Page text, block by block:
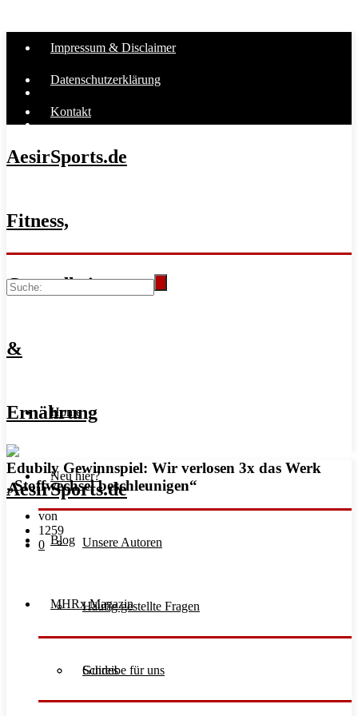
Impressum & Disclaimer
Datenschutzerklärung
Kontakt
AesirSports.de
Fitness,
Gesundheit
&
Ernährung
Home
Unsere Autoren
Häufig gestellte Fragen
Schreibe für uns
Neu hier?
Blog
Guides
MHRx Magazin
Edubily Gewinnspiel: Wir verlosen 3x das Werk
„Stoffwechsel beschleunigen“
von
1259
0